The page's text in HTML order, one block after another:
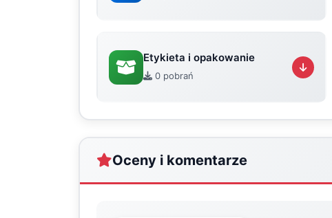
Etykieta i opakowanie
0 pobrań
Oceny i komentarze